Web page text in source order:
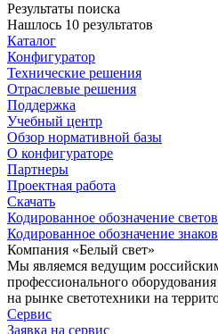
Результаты поиска
Нашлось 10 результатов
Каталог
Конфигуратор
Технические решения
Отраслевые решения
Поддержка
Учебный центр
Обзор нормативной базы
О конфигураторе
Партнеры
Проектная работа
Скачать
Кодированное обозначение
Кодированное обозначение
Компания «Белый свет»
Мы являемся ведущим
профессионального
на рынке светотехники на
Сервис
Заявка на сервис